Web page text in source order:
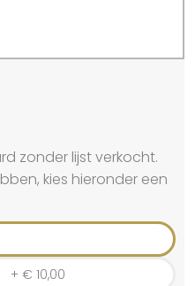
zonder lijst verkocht.
kies hieronder een
+ € 10,00